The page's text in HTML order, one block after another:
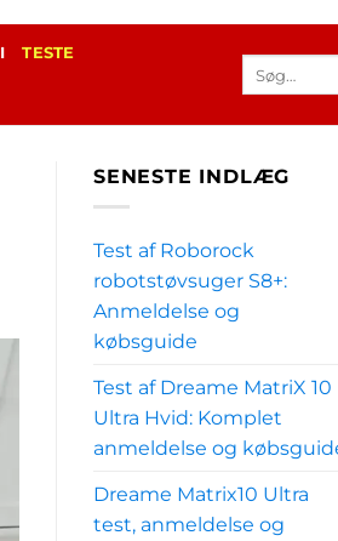
TESTE
efter:
SENESTE INDLÆG
Test af Roborock
robotstøvsuger S8+:
Anmeldelse og
købsguide
Test af Dreame MatriX 10
Ultra Hvid: Komplet
anmeldelse og
Dreame Matrix10 Ultra
test, anmeldelse og